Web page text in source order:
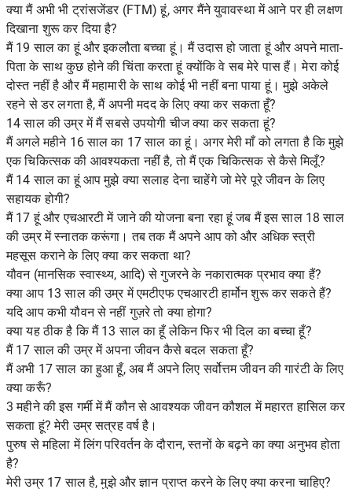
क्या मैं अभी भी ट्रांसजेंडर (FTM) हूं, अगर मैंने युवावस्था में आने पर ही लक्षण
दिखाना शुरू कर दिया है?
मैं 19 साल का हूं और इकलौता बच्चा हूं। मैं उदास हो जाता हूं और अपने माता-
पिता के साथ कुछ होने की चिंता करता हूं क्योंकि वे सब मेरे पास हैं। मेरा कोई
दोस्त नहीं है और मैं महामारी के साथ कोई भी नहीं बना पाया हूं। मुझे अकेले
रहने से डर लगता है, मैं अपनी मदद के लिए क्या कर सकता हूँ?
14 साल की उम्र में मैं सबसे उपयोगी चीज क्या कर सकता हूं?
मैं अगले महीने 16 साल का 17 साल का हूं। अगर मेरी माँ को लगता है कि मुझे
एक चिकित्सक की आवश्यकता नहीं है, तो मैं एक चिकित्सक से कैसे मिलूँ?
मैं 14 साल का हूं आप मुझे क्या सलाह देना चाहेंगे जो मेरे पूरे जीवन के लिए
सहायक होगी?
मैं 17 हूं और एचआरटी में जाने की योजना बना रहा हूं जब मैं इस साल 18 साल
की उम्र में स्नातक करूंगा। तब तक मैं अपने आप को और अधिक स्त्री
महसूस कराने के लिए क्या कर सकता था?
यौवन (मानसिक स्वास्थ्य, आदि) से गुजरने के नकारात्मक प्रभाव क्या हैं?
क्या आप 13 साल की उम्र में एमटीएफ एचआरटी हार्मोन शुरू कर सकते हैं?
यदि आप कभी यौवन से नहीं गुज़रे तो क्या होगा?
क्या यह ठीक है कि मैं 13 साल का हूँ लेकिन फिर भी दिल का बच्चा हूँ?
मैं 17 साल की उम्र में अपना जीवन कैसे बदल सकता हूँ?
मैं अभी 17 साल का हुआ हूँ, अब मैं अपने लिए सर्वोत्तम जीवन की गारंटी के लिए
क्या करूँ?
3 महीने की इस गर्मी में मैं कौन से आवश्यक जीवन कौशल में महारत हासिल कर
सकता हूं? मेरी उम्र सत्रह वर्ष है।
पुरुष से महिला में लिंग परिवर्तन के दौरान, स्तनों के बढ़ने का क्या अनुभव होता
है?
मेरी उम्र 17 साल है, मुझे और ज्ञान प्राप्त करने के लिए क्या करना चाहिए?